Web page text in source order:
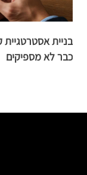
בניית
כבר לא מספיקים